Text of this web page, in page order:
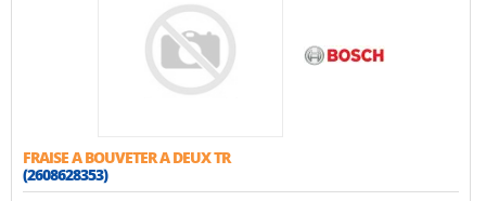
FRAISE A BOUVETER A DEUX TR
(2608628353)